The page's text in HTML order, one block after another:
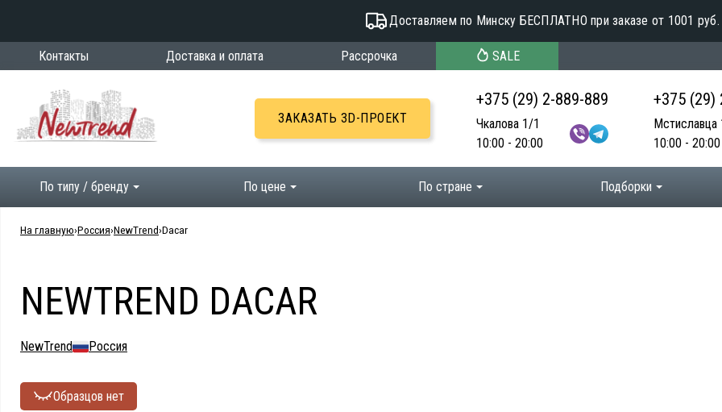
Доставляем по Минску БЕСПЛАТНО при заказе от 1001 руб.
Контакты Доставка и оплата Рассрочка SALE
ЗАКАЗАТЬ 3D-ПРОЕКТ
+375 (29) 2-889-889
Чкалова 1/1
10:00 - 20:00
+375 (29)
Мстиславца
10:00 - 20:00
По типу / бренду По цене По стране Подборки
На главную Россия NewTrend Dacar
NEWTREND DACAR
NewTrend Россия
Образцов нет